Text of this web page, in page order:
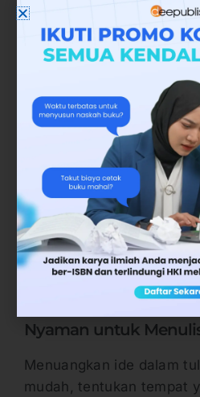
terutama untuk proyek-
harus segera
mengambil sedikit waktu
mengerjakan hobi yang
(Kinoysan, 2016: 60).
mulai jenuh untuk
beristirahat sejenak,
hobi. Misalnya,
jalan, belanja, nonton
tidur. Setelah pikiranfresh
menulis sehingga naskah
dikirimkan kepada
7. Tentukan Tempat
Nyaman untuk
Menuangkan ide dalam
mudah, tentukan tempat